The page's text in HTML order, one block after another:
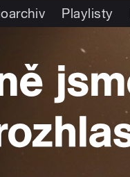
Playlisty